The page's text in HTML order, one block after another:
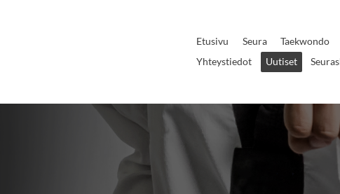
Etusivu Seura Taekwondo
Yhteystiedot
Uutiset